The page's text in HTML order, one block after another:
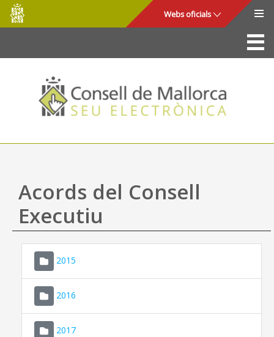
Salta al contingut principal
Consell
de
Mallorca
Webs oficials
La Seu
Consell de Mallorca
Accés i seguretat
Utilitats
Ajuda
Acords del Consell
Executiu
2015
2016
2017